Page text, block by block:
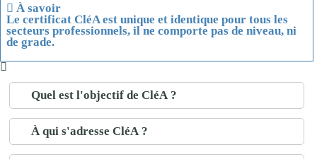
À savoir
Le certificat CléA est unique et identiquepour tous les
secteurs professionnels, il ne comporte pas de niveau, ni
de grade.
Quel est l'objectif de CléA ?
À qui s'adresse CléA ?